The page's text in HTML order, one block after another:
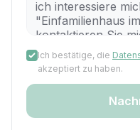
Ich bestätige, die
akzeptiert zu haben.